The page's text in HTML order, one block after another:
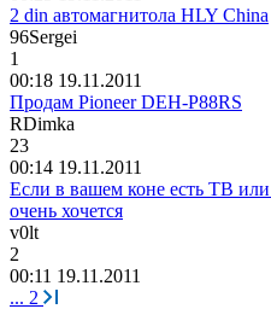
2 din автомагнитола HLY China
96Sergei
1
00:18 19.11.2011
Продам Pioneer DEH-P88RS
RDimka
23
00:14 19.11.2011
Если в вашем коне есть ТВ
очень хочется
v0lt
2
00:11 19.11.2011
... 2